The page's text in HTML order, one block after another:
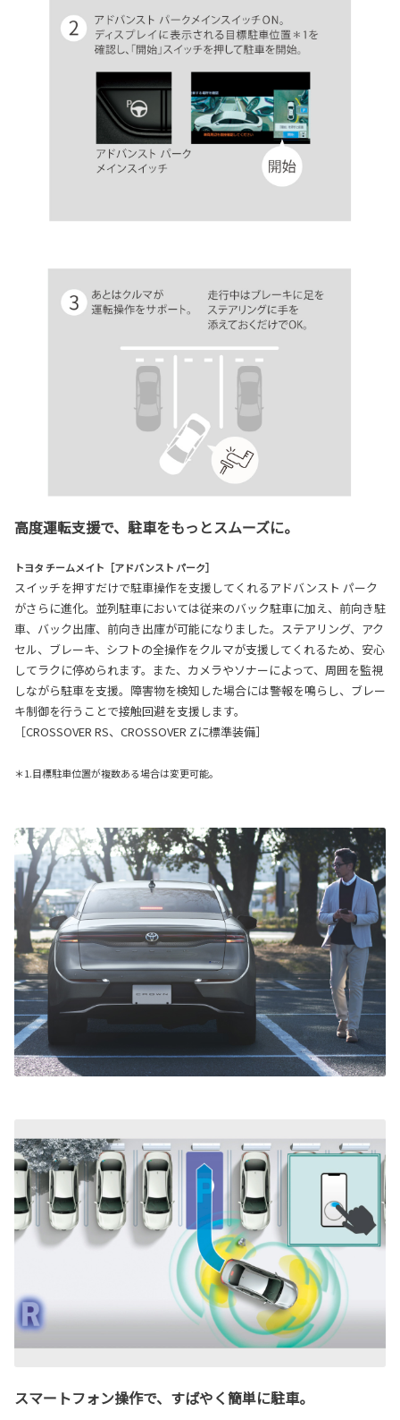
高度運転支援で、駐車をもっとスムーズに。
トヨタ チームメイト［アドバンスト パーク］
スイッチを押すだけで駐車操作を支援してくれるアドバンスト パーク
がさらに進化。並列駐車においては従来のバック駐車に加え、前向き駐
車、バック出庫、前向き出庫が可能になりました。ステアリング、アク
セル、ブレーキ、シフトの全操作をクルマが支援してくれるため、安心
してラクに停められます。また、カメラやソナーによって、周囲を監視
しながら駐車を支援。障害物を検知した場合には警報を鳴らし、ブレー
キ制御を行うことで接触回避を支援します。
［CROSSOVER RS、CROSSOVER Zに標準装備］
＊1.目標駐車位置が複数ある場合は変更可能。
スマートフォン操作で、すばやく簡単に駐車。